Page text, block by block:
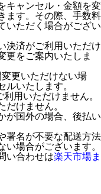
キャンセル・金額を変
ます。その際、手数料
いただく場合がござい
決済がご利用いただけ
更をご案内いたしま
更いただけない場
いたします。
用いただけません。
けません。
が国外の場合、後払い
署名が不要な配送方法
場合がございます。
い合わせは楽天市場ま